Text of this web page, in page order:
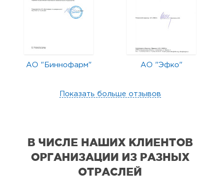
АО "Биннофарм" АО "Эфко"
Показать больше отзывов
В ЧИСЛЕ НАШИХ КЛИЕНТОВ
ОРГАНИЗАЦИИ ИЗ РАЗНЫХ
ОТРАСЛЕЙ